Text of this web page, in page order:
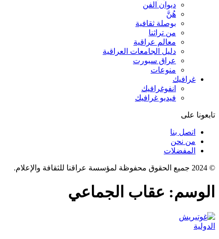
ديوان الفن
هُنَّ
بوصلة ثقافية
من تراثنا
معالم عراقية
دليل الجامعات العراقية
عراق سبورت
منوعات
غرافيك
انفوغرافيك
فيديو غرافيك
تابعونا على
اتصل بنا
من نحن
المفضلات
© 2024 جميع الحقوق محفوظة لمؤسسة عراقنا للثقافة والإعلام.
الوسم: عقاب الجماعي
الدولية